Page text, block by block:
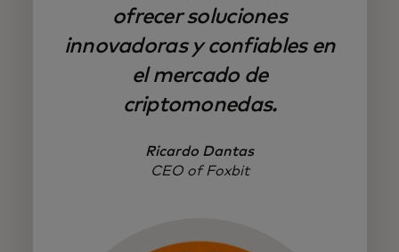
ofrecer soluciones
innovadoras y confiables en
el mercado de
criptomonedas.
Ricardo Dantas
CEO of Foxbit